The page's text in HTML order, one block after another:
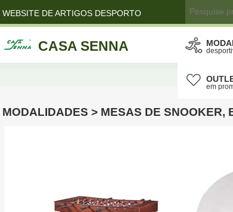
WEBSITE DE ARTIGOS DESPORTO
CASA SENNA
em
MODALIDADES > MESAS DE SNOOKER,